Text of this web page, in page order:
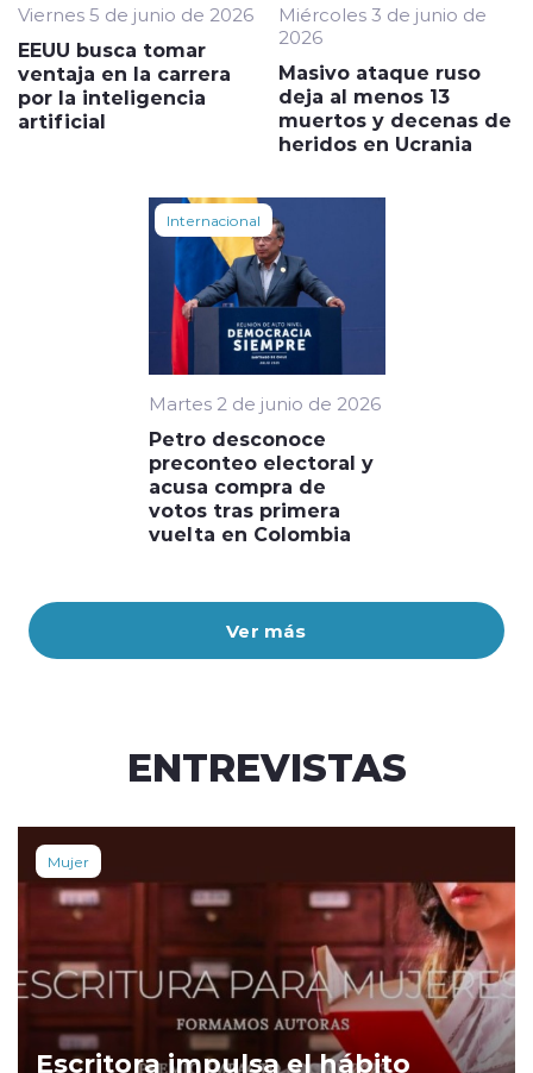
Ver más
Viernes 5 de junio de 2026
EEUU busca tomar
ventaja en la carrera
por la inteligencia
artificial
Miércoles 3 de junio de
2026
Masivo ataque ruso
deja al menos 13
muertos y decenas de
heridos en Ucrania
Internacional
Martes 2 de junio de 2026
Petro desconoce
preconteo electoral y
acusa compra de
votos tras primera
vuelta en Colombia
ENTREVISTAS
Mujer
Escritora impulsa el hábito